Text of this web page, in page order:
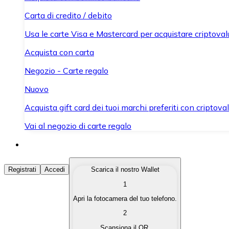
Carta di credito / debito
Usa le carte Visa e Mastercard per acquistare
Acquista con carta
Negozio - Carte regalo
Nuovo
Acquista gift card dei tuoi marchi preferiti con
Vai al negozio di carte regalo
Acquista Criptovalute
Acquista le criptovalute che ti interessano in modo
Converti le tue criptovalute in valuta fiat quando ne hai
Registrati Accedi
Scarica il nostro Wallet
1
Apri la fotocamera del tuo telefono.
2